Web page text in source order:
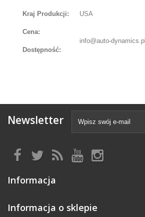
Kraj Produkcji: USA
Cena:
info@auto-dynamics.pl
Dostępność:
Newsletter
Informacja
Informacja o sklepie